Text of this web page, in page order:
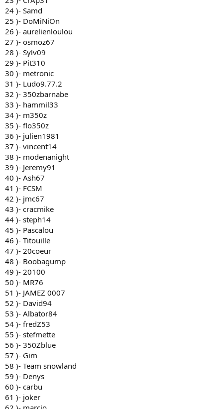
24 )- Samd
25 )- DoMiNiOn
26 )- aurelienloulou
27 )- osmoz67
28 )- Sylv09
29 )- Pit310
30 )- metronic
31 )- Ludo9.77.2
32 )- 350zbarnabe
33 )- hammil33
34 )- m350z
35 )- flo350z
36 )- julien1981
37 )- vincent14
38 )- modenanight
39 )- Jeremy91
40 )- Ash67
41 )- FCSM
42 )- jmc67
43 )- cracmike
44 )- steph14
45 )- Pascalou
46 )- Titouille
47 )- 20coeur
48 )- Boobagump
49 )- 20100
50 )- MR76
51 )- JAMEZ 0007
52 )- David94
53 )- Albator84
54 )- fredZ53
55 )- stefmette
56 )- 350Zblue
57 )- Gim
58 )- Team snowland
59 )- Denys
60 )- carbu
61 )- joker